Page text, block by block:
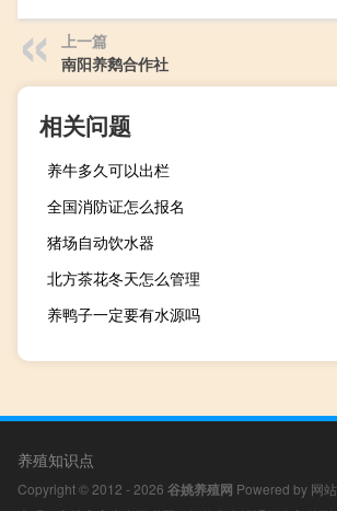
上一篇
南阳养鹅合作社
相关问题
养牛多久可以出栏
全国消防证怎么报名
猪场自动饮水器
北方茶花冬天怎么管理
养鸭子一定要有水源吗
养殖知识点
Copyright © 2012 - 2026 谷姚养殖网 Powered by 网